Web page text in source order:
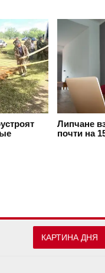
Липчане
почти на
КАРТИНА ДНЯ